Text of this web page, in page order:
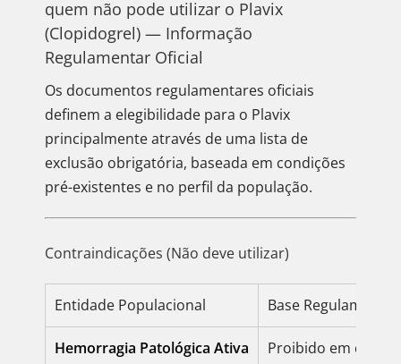
quem não pode utilizar o Plavix
(Clopidogrel) — Informação
Regulamentar Oficial
Os documentos regulamentares oficiais
definem a elegibilidade para o Plavix
principalmente através de uma lista de
exclusão obrigatória, baseada em condições
pré-existentes e no perfil da população.
Contraindicações (Não deve utilizar)
Entidade Populacional Base Regulamentar
Hemorragia Patológica Ativa Proibido em